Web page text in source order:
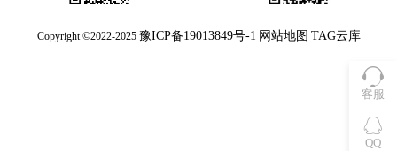
客服
QQ
Copyright ©2022-2025 豫ICP备19013849号-1 网站地图 TAG云库